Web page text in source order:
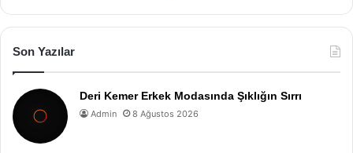
Son Yazılar
Deri Kemer Erkek Modasında Şıklığın Sırrı
Admin 8 Ağustos 2026